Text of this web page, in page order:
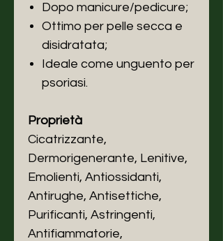
Dopo manicure/pedicure;
Ottimo per pelle secca e
disidratata;
Ideale come unguento per
psoriasi.
Proprietà
Cicatrizzante,
Dermorigenerante, Lenitive,
Emolienti, Antiossidanti,
Antirughe, Antisettiche,
Purificanti, Astringenti,
Antifiammatorie,